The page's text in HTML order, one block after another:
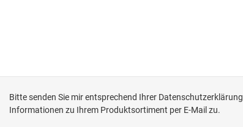
Bitte senden Sie mir entsprechend Ihrer Datenschutzerklärung
Informationen zu Ihrem Produktsortiment per E-Mail zu.